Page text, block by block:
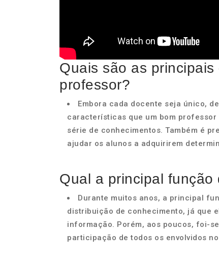
Quais são as
professor?
Embora cada docente seja único,
características que um bom professor
série de conhecimentos. Também é
ajudar os alunos a adquirirem
Qual a principal função
Durante muitos anos, a principal
distribuição de conhecimento, já que
informação. Porém, aos poucos, foi-
participação de todos os envolvidos